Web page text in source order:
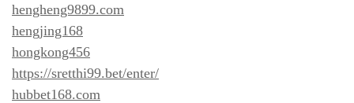
hengheng9899.com
hengjing168
hongkong456
https://sretthi99.bet/enter/
hubbet168.com